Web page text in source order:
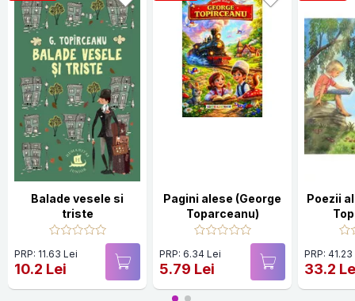
Balade vesele si
triste
PRP: 11.63 Lei
10.2 Lei
Pagini alese (George
Toparceanu)
PRP: 6.34 Lei
5.79 Lei
Poezii
PRP:
33.2